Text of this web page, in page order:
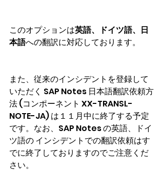
このオプションは英語、ドイツ語、日
本語への翻訳に対応しております。
また、従来のインシデントを登録して
いただく SAP Notes 日本語翻訳依頼方
法 (コンポーネント XX-TRANSL-
NOTE-JA) は１１月中に終了する予定
です。なお、SAP Notes の英語、ドイ
ツ語の インシデントでの翻訳依頼はす
でに終了しておりますのでご注意くだ
さい。